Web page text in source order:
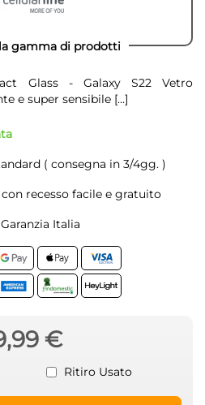
gamma di prodotti
Glass - Galaxy S22 Vetro
e super sensibile [...]
( consegna in 3/4gg. )
recesso facile e gratuito
Italia
€
Ritiro Usato